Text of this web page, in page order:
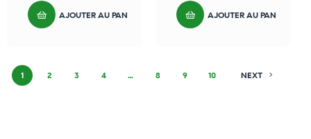
AJOUTER AU PANIER AJOUTER AU PANIER
1 2 3 4 … 8 9 10 NEXT